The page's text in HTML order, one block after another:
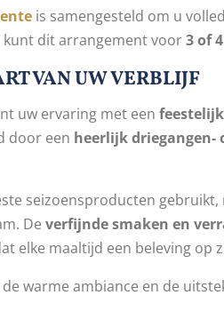
is samengesteld om u
kunt dit arrangement voor3 of
VAN UW VERBLIJF
uw ervaring met een
door een heerlijk driegangen-
seizoensproducten gebruikt,
Deverfijnde smaken en
elke maaltijd een beleving op
warme ambiance en de